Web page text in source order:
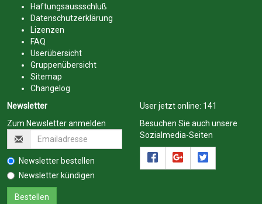
Haftungsaussschluß
Datenschutzerklärung
Lizenzen
FAQ
Userübersicht
Gruppenübersicht
Sitemap
Changelog
Newsletter
Zum Newsletter anmelden
Newsletter bestellen
Newsletter kündigen
User jetzt online: 141
Besuchen Sie auch unsere
Sozialmedia-Seiten